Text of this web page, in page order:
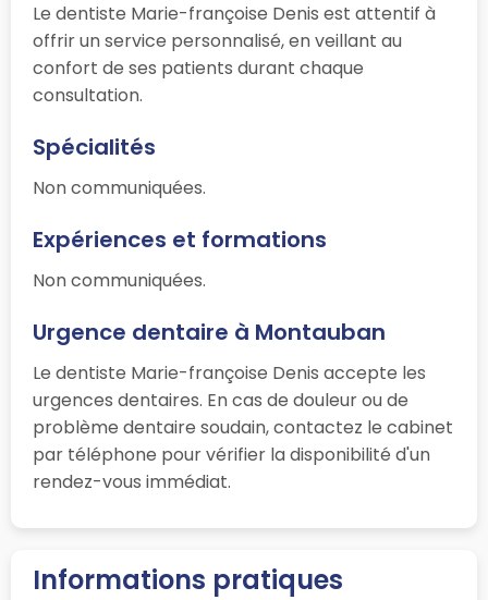
Le dentiste Marie-françoise Denis est attentif à
offrir un service personnalisé, en veillant au
confort de ses patients durant chaque
consultation.
Spécialités
Non communiquées.
Expériences et formations
Non communiquées.
Urgence dentaire à Montauban
Le dentiste Marie-françoise Denis accepte les
urgences dentaires. En cas de douleur ou de
problème dentaire soudain, contactez le cabinet
par téléphone pour vérifier la disponibilité d'un
rendez-vous immédiat.
Informations pratiques